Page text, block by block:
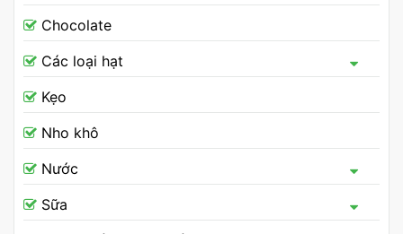
Chocolate
Các loại hạt
Kẹo
Nho khô
Nước
Sữa